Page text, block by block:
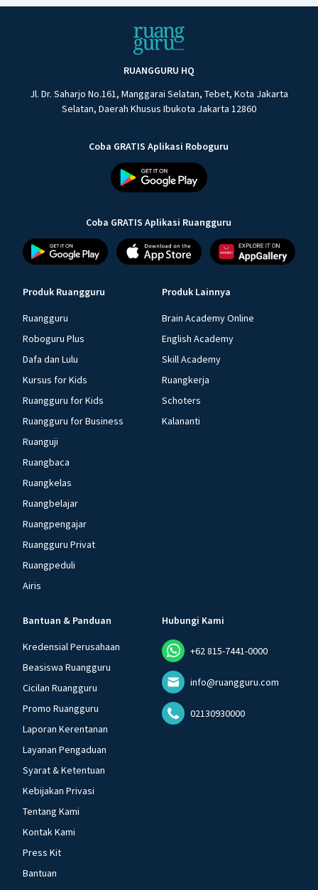
RUANGGURU HQ
Jl. Dr. Saharjo No.161, Manggarai Selatan, Tebet, Kota Jakarta
Selatan, Daerah Khusus Ibukota Jakarta 12860
Coba GRATIS Aplikasi Roboguru
Coba GRATIS Aplikasi Ruangguru
Produk Ruangguru
Ruangguru
Roboguru Plus
Dafa dan Lulu
Kursus for Kids
Ruangguru for Kids
Ruangguru for Business
Ruanguji
Ruangbaca
Ruangkelas
Ruangbelajar
Ruangpengajar
Ruangguru Privat
Ruangpeduli
Airis
Produk Lainnya
Brain Academy Online
English Academy
Skill Academy
Ruangkerja
Schoters
Kalananti
Bantuan & Panduan
Kredensial Perusahaan
Beasiswa Ruangguru
Cicilan Ruangguru
Promo Ruangguru
Laporan Kerentanan
Layanan Pengaduan
Syarat & Ketentuan
Kebijakan Privasi
Tentang Kami
Kontak Kami
Press Kit
Bantuan
Hubungi Kami
+62 815-7441-0000
info@ruangguru.com
02130930000